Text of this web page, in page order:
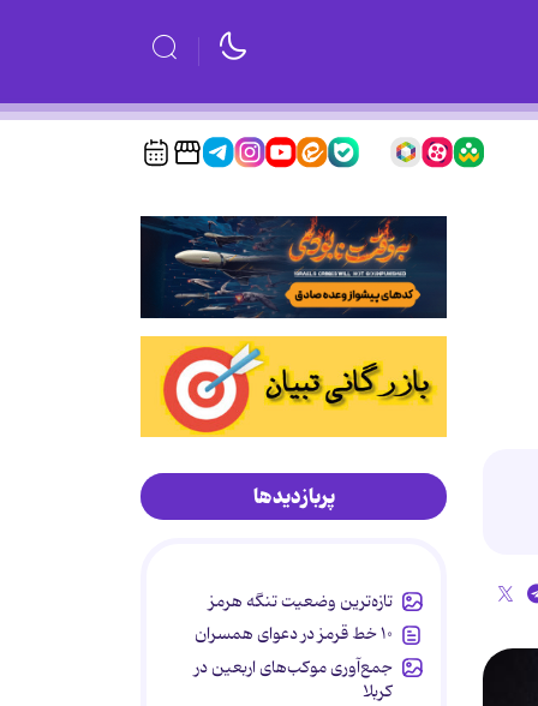
پربازدیدها
تازه‌ترین وضعیت تنگه هرمز
۱۰ خط قرمز در دعوای همسران
جمع‌آوری موکب‌های اربعین در
کربلا